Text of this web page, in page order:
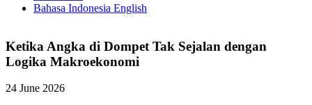
Bahasa Indonesia English
Ketika Angka di Dompet Tak Sejalan dengan
Logika Makroekonomi
24 June 2026